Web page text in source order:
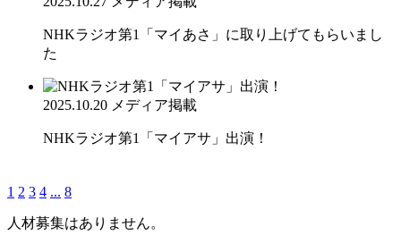
NHKラジオ第1「マイあさ」に取り上げてもらいまし
た
2025.10.20 メディア掲載
NHKラジオ第1「マイアサ」出演！
1 2 3 4 ... 8
人材募集はありません。